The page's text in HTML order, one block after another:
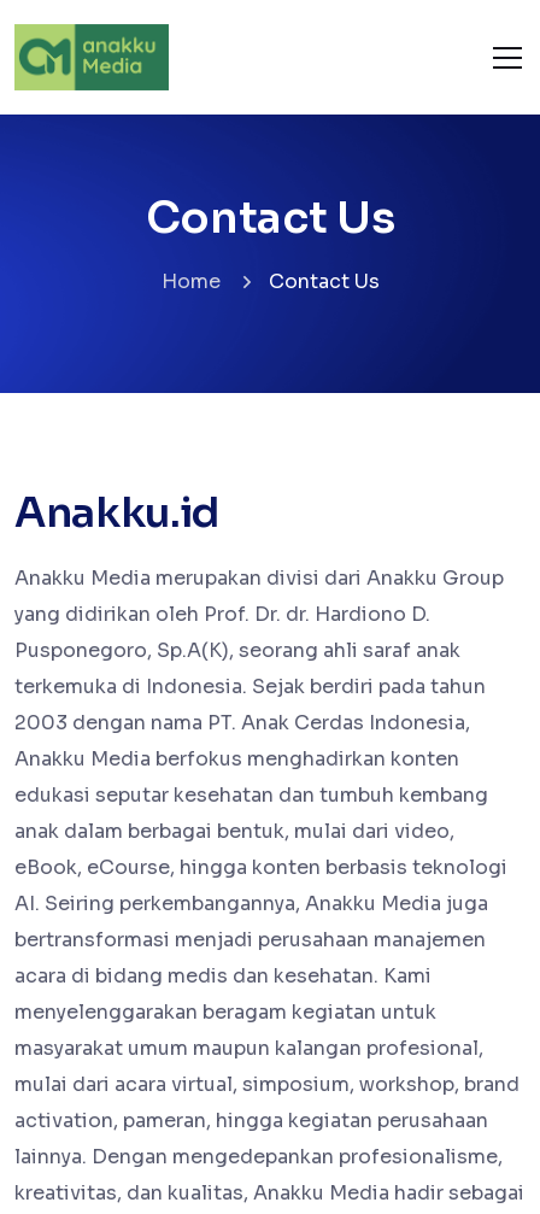
Contact Us
Home Contact Us
Anakku.id
Anakku Media merupakan divisi dari Anakku Group
yang didirikan oleh Prof. Dr. dr. Hardiono D.
Pusponegoro, Sp.A(K), seorang ahli saraf anak
terkemuka di Indonesia. Sejak berdiri pada tahun
2003 dengan nama PT. Anak Cerdas Indonesia,
Anakku Media berfokus menghadirkan konten
edukasi seputar kesehatan dan tumbuh kembang
anak dalam berbagai bentuk, mulai dari video,
eBook, eCourse, hingga konten berbasis teknologi
AI. Seiring perkembangannya, Anakku Media juga
bertransformasi menjadi perusahaan manajemen
acara di bidang medis dan kesehatan. Kami
menyelenggarakan beragam kegiatan untuk
masyarakat umum maupun kalangan profesional,
mulai dari acara virtual, simposium, workshop, brand
activation, pameran, hingga kegiatan perusahaan
lainnya. Dengan mengedepankan profesionalisme,
kreativitas, dan kualitas, Anakku Media hadir sebagai